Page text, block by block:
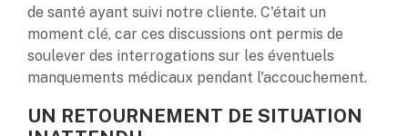
de santé ayant suivi notre cliente. C'était un
moment clé, car ces discussions ont permis de
soulever des interrogations sur les éventuels
manquements médicaux pendant l'accouchement.
UN RETOURNEMENT DE SITUATION